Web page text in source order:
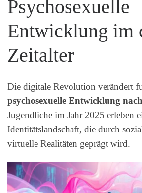
Psychosexuelle
Entwicklung im
Zeitalter
Die digitale Revolution verändert
psychosexuelle Entwicklung
Jugendliche im Jahr 2025 erleben
Identitätslandschaft, die durch
virtuelle Realitäten geprägt wird.